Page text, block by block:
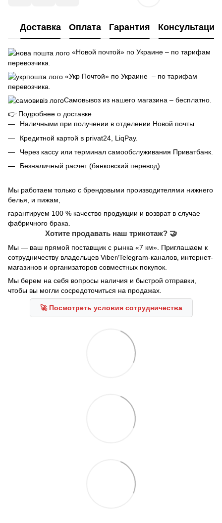
Доставка Оплата Гарантия Консультация
«Новой почтой» по Украине – по тарифам
перевозчика.
«Укр Почтой» по Украине – по тарифам
перевозчика.
Самовывоз из нашего магазина – бесплатно.
👉 Подробнее о доставке
Наличными при получении в отделении Новой почты
Кредитной картой в privat24, LiqPay.
Через кассу или терминал самообслуживания Приватбанк.
Безналичный расчет (банковский перевод)
Мы работаем только с брендовыми производителями нижнего
белья, и пижам,
гарантируем 100 % качество продукции и возврат в случае
фабричного брака.
Хотите продавать наш трикотаж? 🤝
Мы — ваш прямой поставщик с рынка «7 км». Приглашаем к
сотрудничеству владельцев Viber/Telegram-каналов, интернет-
магазинов и организаторов совместных покупок.
Мы берем на себя вопросы наличия и быстрой отправки,
чтобы вы могли сосредоточиться на продажах.
🚀 Посмотреть условия сотрудничества